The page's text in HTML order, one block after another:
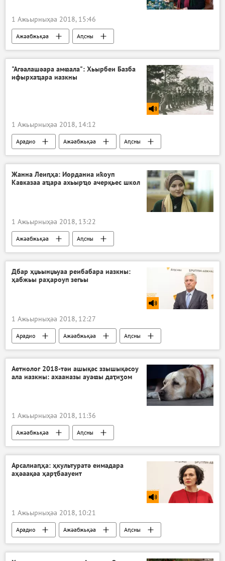
1 Ажьырныҳәа 2018, 15:46
Ажәабжьқәа Аԥсны
"Агәалашәара амҩала": Хьырбеи Базба
ифырхаҵара иазкны
1 Ажьырныҳәа 2018, 14:12
Арадио Ажәабжьқәа
Аԥсны
Агәалашәара амҩала
Жанна Леиԥҳа: Иорданиа иҟоуп
Кавказаа аҵара ахьырҵо ачерқьес школ
1 Ажьырныҳәа 2018, 13:22
Ажәабжьқәа Аԥсны
Дбар ҳџьынџьуаа реибабара иазкны:
ҳабжьы раҳароуп зегьы
1 Ажьырныҳәа 2018, 12:27
Арадио Ажәабжьқәа Аԥсны
Аетнолог 2018-тәи ашықәс ззышықәсоу
ала иазкны: ахааназы ауаҩы даҭиӡом
1 Ажьырныҳәа 2018, 11:36
Ажәабжьқәа Аԥсны
Арсалиаԥҳа: ҳкультуратә еимадара
аҳәаақәа ҳарҭбаауеит
1 Ажьырныҳәа 2018, 10:21
Арадио Ажәабжьқәа Аԥсны